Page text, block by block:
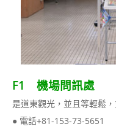
F1 機場問訊處
是道東觀光，並且等輕鬆
● 電話+81-153-73-5651